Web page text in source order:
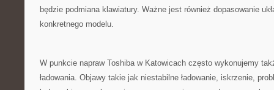
będzie podmiana klawiatury. Ważne jest również dopasowanie
konkretnego modelu.
W punkcie napraw Toshiba w Katowicach często wykonujemy
ładowania. Objawy takie jak niestabilne ładowanie, iskrzenie,